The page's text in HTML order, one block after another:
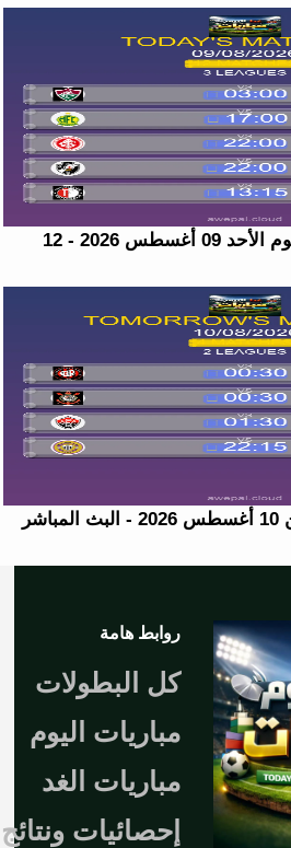
جدول ومواعيد مباريات اليوم الأحد 09 أغسطس 2026 - 12
مواعيد مباريات الغد الاثنين 10 أغسطس 2026 - البث المباشر
روابط هامة
كل البطولات
مباريات اليوم
مباريات الغد
إحصائيات ونتائج